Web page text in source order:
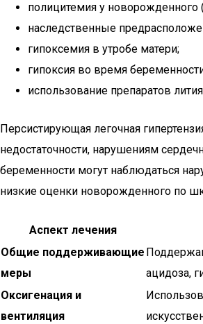
полицитемия у новорожденного
наследственные
гипоксемия в утробе матери;
гипоксия во время
использование препаратов
Персистирующая легочная
недостаточности, нарушениям
беременности могут наблюдаться
низкие оценки новорожденного по
Аспект лечения
Общие поддерживающие
меры
ацидоза,
Оксигенация и
вентиляция